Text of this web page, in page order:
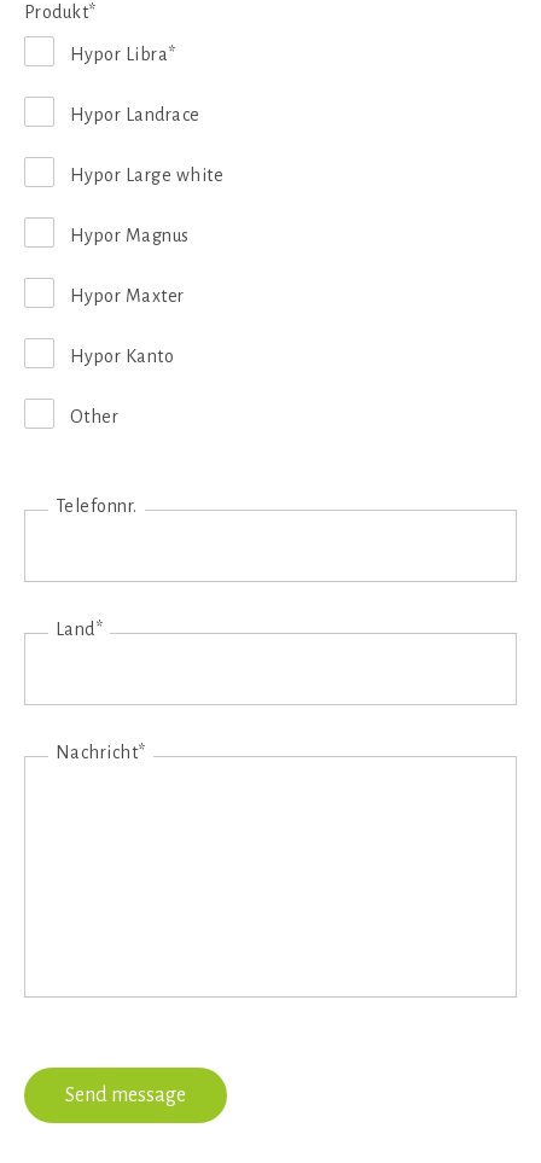
Produkt*
Hypor Libra*
Hypor Landrace
Hypor Large white
Hypor Magnus
Hypor Maxter
Hypor Kanto
Other
Telefonnr.
Land*
Nachricht*